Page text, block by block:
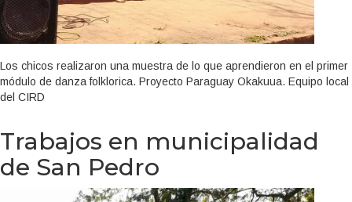
Los chicos realizaron una muestra de lo que aprendieron en el primer
módulo de danza folklorica. Proyecto Paraguay Okakuua. Equipo local
del CIRD
Trabajos en municipalidad
de San Pedro